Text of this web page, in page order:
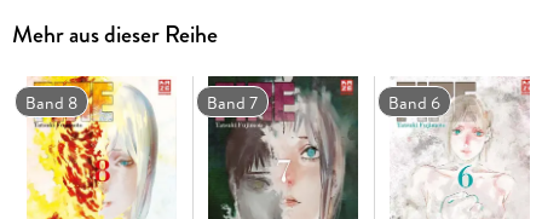
Wahnsinn und Krieg in einer apokalyptischen Welt.
Mehr aus dieser Reihe
Band 8 Band 7 Band 6